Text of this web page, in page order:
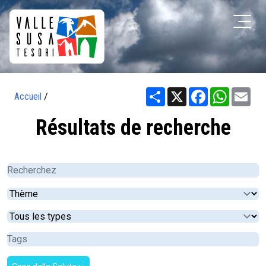
Accueil / Share X Facebook
Résultats de recherche